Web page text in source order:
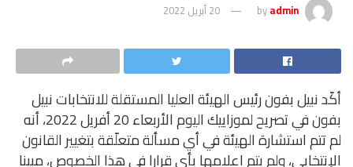
byadmin 20 أبريل 2022
أكّد نبيل بفون رئيس الهيئة العليا المستقلة للانتخابات نبيل
بفون في تصريح لموزاييك اليوم الأربعاء 20 أفريل 2022، أنه
لم تتم استشارة الهيئة في أي مسألة متعلّقة بتغيير القانون
الإنتخابي، ولم يتم اعلامها بأي قرارا في هذا الخصوص، مبينا